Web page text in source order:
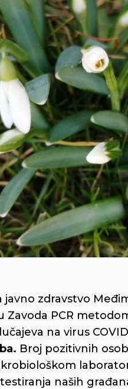
javno zdravstvo
PCR
na virus
Broj pozitivnih
testiranja naših